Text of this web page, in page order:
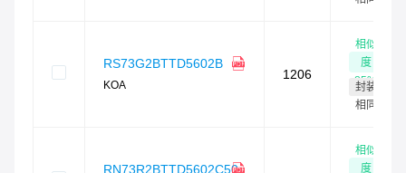
RS73G2BTTD5602B
KOA
1206
相似
度
85%
封装
相同
RN73R2BTTD5602C50
相似
度